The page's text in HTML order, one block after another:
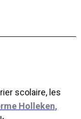
scolaire, les
Holleken,